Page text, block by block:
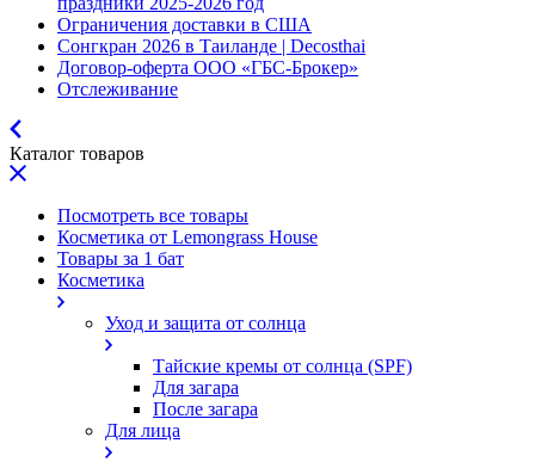
Ограничения доставки в США
Сонгкран 2026 в Таиланде | Decosthai
Договор-оферта ООО «ГБС-Брокер»
Отслеживание
Каталог товаров
Посмотреть все товары
Косметика от Lemongrass House
Товары за 1 бат
Косметика
Уход и защита от солнца
Тайские кремы от солнца (SPF)
Для загара
После загара
Для лица